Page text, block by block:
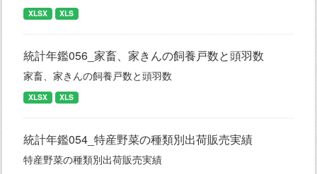
XLSX XLS
統計年鑑056_家畜、家きんの飼養戸数と頭羽数
家畜、家きんの飼養戸数と頭羽数
XLSX XLS
統計年鑑054_特産野菜の種類別出荷販売実績
特産野菜の種類別出荷販売実績